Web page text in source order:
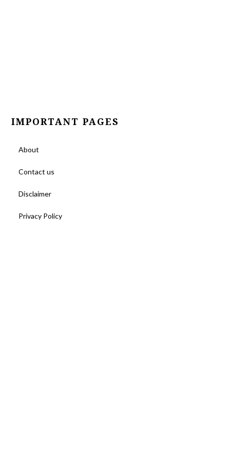
IMPORTANT PAGES
About
Contact us
Disclaimer
Privacy Policy